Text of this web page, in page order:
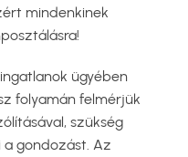
mindenkinek
ügyében
folyamán felmérjük
szükség
a gondozást. Az